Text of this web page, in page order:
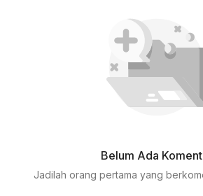
Belum Ada
Jadilah orang pertama yang